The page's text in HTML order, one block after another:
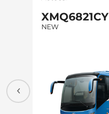
XMQ6821CY